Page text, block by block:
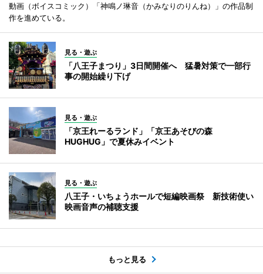
動画（ボイスコミック）「神鳴ノ琳音（かみなりのりんね）」の作品制
作を進めている。
見る・遊ぶ
「八王子まつり」3日間開催へ 猛暑対策で一部行
事の開始繰り下げ
見る・遊ぶ
「京王れーるランド」「京王あそびの森
HUGHUG」で夏休みイベント
見る・遊ぶ
八王子・いちょうホールで短編映画祭 新技術使い
映画音声の補聴支援
もっと見る